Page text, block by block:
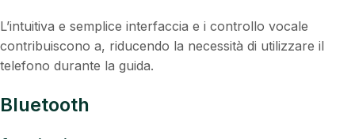
L’intuitiva e semplice interfaccia e i controllo vocale
contribuiscono a, riducendo la necessità di utilizzare il
telefono durante la guida.
Bluetooth